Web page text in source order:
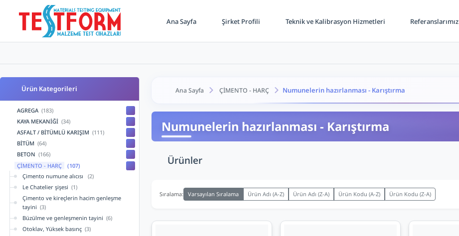
Ana Sayfa Şirket Profili Teknik ve Kalibrasyon Hizmetleri Referanslarımız
Ürün Kategorileri
AGREGA (183)
KAYA MEKANİĞİ (34)
ASFALT / BİTÜMLÜ KARIŞIM (111)
BİTÜM (64)
BETON (166)
ÇİMENTO - HARÇ
(107)
Çimento numune alıcısı
(2)
Le Chatelier şişesi (1)
Çimento ve kireçlerin hacim genleşme
tayini (3)
Büzülme ve genleşmenin tayini (6)
Otoklav, Yüksek basınç (3)
Ana Sayfa ÇİMENTO - HARÇ Numunelerin hazırlanması - Karıştırma
Numunelerin hazırlanması - Karıştırma
Ürünler
Sıralama: Varsayılan Sıralama Ürün Adı (A-Z) Ürün Adı (Z-A) Ürün Kodu (A-Z) Ürün Kodu (Z-A)